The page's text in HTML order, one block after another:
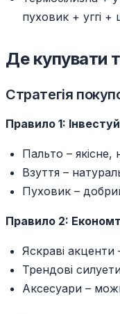
пуховик + уггі
Де купувати
Стратегія
Правило 1:
Пальто – якісне,
Взуття –
Пуховик –
Правило 2:
Яскраві
Трендові
Аксесуари –